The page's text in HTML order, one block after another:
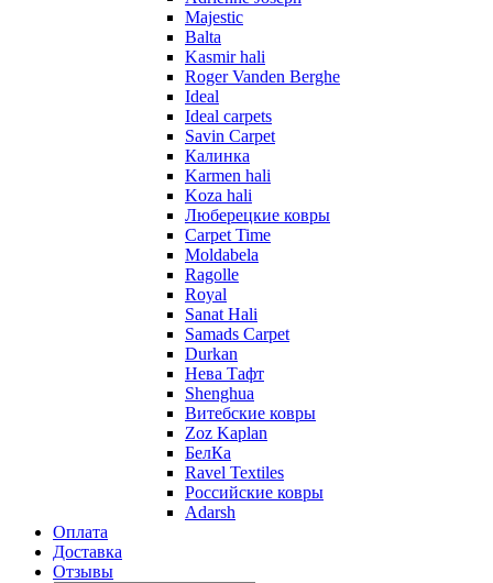
Majestic
Balta
Kasmir hali
Roger Vanden Berghe
Ideal
Ideal carpets
Savin Carpet
Калинка
Karmen hali
Koza hali
Люберецкие ковры
Carpet Time
Moldabela
Ragolle
Royal
Sanat Hali
Samads Carpet
Durkan
Нева Тафт
Shenghua
Витебские ковры
Zoz Kaplan
БелКа
Ravel Textiles
Российские ковры
Adarsh
Оплата
Доставка
Отзывы